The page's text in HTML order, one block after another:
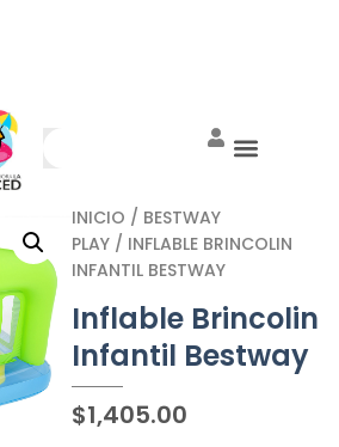
INICIO / BESTWAY
PLAY / INFLABLE BRINCOLIN
INFANTIL BESTWAY
Inflable Brincolin
Infantil Bestway
$1,405.00